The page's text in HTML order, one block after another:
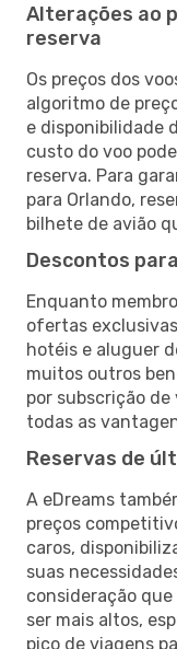
Alterações ao
reserva
Os preços dos
algoritmo de
e disponibilidade
custo do voo
reserva. Para
para Orlando,
bilhete de avião
Descontos
Enquanto
ofertas
hotéis e aluguer
muitos outros
por subscrição
todas as
Reservas de
A eDreams
preços
caros,
suas
consideração
ser mais altos,
pico de viagens